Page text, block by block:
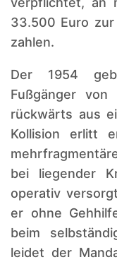
33.500 Euro
zahlen.
Der 1954
Fußgänger von
rückwärts aus
Kollision erlitt
bei liegender
operativ
er ohne
beim
leidet der